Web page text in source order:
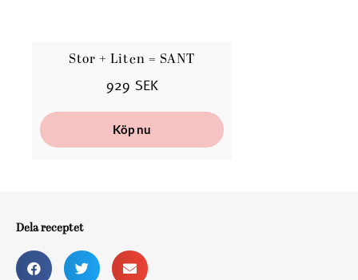
Stor + Liten = SANT
929 SEK
Köp nu
Dela receptet